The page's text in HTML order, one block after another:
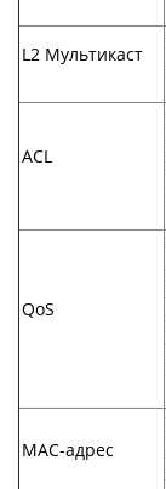
L2 Мультикаст
ACL
QoS
MAC-адрес